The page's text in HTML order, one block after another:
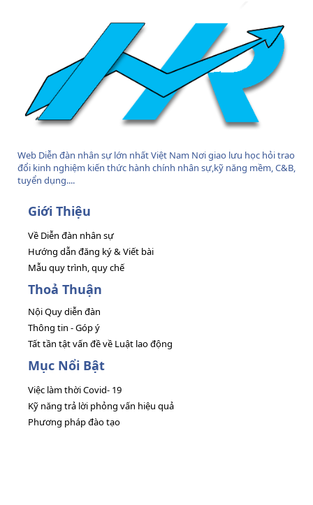
Web Diễn đàn nhân sự lớn nhất Việt Nam Nơi giao lưu học hỏi trao
đổi kinh nghiệm kiến thức hành chính nhân sự,kỹ năng mềm, C&B,
tuyển dụng....
Giới Thiệu
Về Diễn đàn nhân sự
Hướng dẫn đăng ký & Viết bài
Mẫu quy trình, quy chế
Thoả Thuận
Nội Quy diễn đàn
Thông tin - Góp ý
Tất tần tật vấn đề về Luật lao động
Mục Nổi Bật
Việc làm thời Covid- 19
Kỹ năng trả lời phỏng vấn hiệu quả
Phương pháp đào tạo